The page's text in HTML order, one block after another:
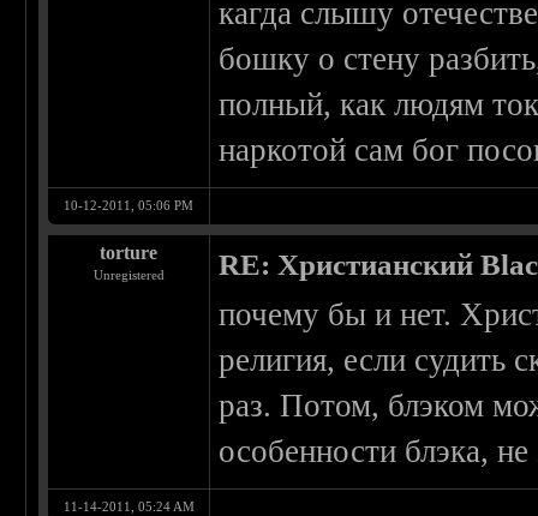
кагда слышу
бошку о стену
полный, как людям
наркотой сам бог
10-12-2011, 05:06 PM
torture
Unregistered RE: Христианский
почему бы и нет.
религия, если судить
раз. Потом, блэком
особенности блэка,
11-14-2011, 05:24 AM